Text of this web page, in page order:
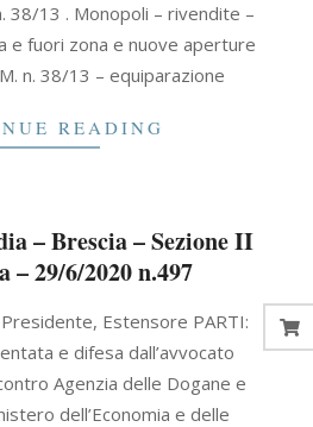
38/13 . Monopoli – rivendite –
e fuori zona e nuove aperture
n. 38/13 – equiparazione
READING
– Brescia – Sezione II
– 29/6/2020 n.497
Estensore PARTI:
e difesa dall’avvocato
Agenzia delle Dogane e
dell’Economia e delle